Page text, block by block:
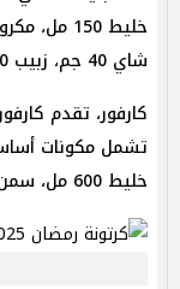
شاي 40 جم، زبيب 250 جم، وقمر الدين 400 جم.
خليط 600 مل، سمن 350 جم، ملح 500 جم، ومكرونة 300 جم.